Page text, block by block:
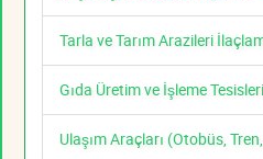
Tarla ve Tarım Arazileri
Gıda Üretim ve İşleme
Ulaşım Araçları (Otobüs,